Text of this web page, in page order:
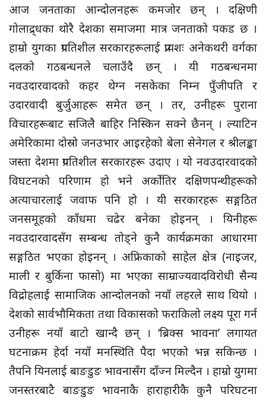
आज जनताका आन्दोलनहरू कमजोर छन् । दक्षिणी
गोलाद्र्धका थोरै देशका समाजमा मात्र जनताको पकड छ ।
हाम्रो युगका प्रगतिशील सरकारहरूलाई प्रायशः अनेकथरी वर्गका
दलको गठबन्धनले चलाउँदै छन् । यी गठबन्धनमा
नवउदारवादको कहर थेग्न नसकेका निम्न पुँजीपति र
उदारवादी बुर्जुआहरू समेत छन् । तर, उनीहरू पुराना
विचारहरूबाट सजिलै बाहिर निस्किन सक्ने छैनन् । ल्याटिन
अमेरिकामा दोस्रो जनउभार आइरहेको बेला सेनेगल र श्रीलङ्का
जस्ता देशमा प्रगतिशील सरकारहरू उदाए । यो नवउदारवादको
विघटनको परिणाम हो भने अर्कोतिर दक्षिणपन्थीहरूको
अत्याचारलाई जवाफ पनि हो । यी सरकारहरू सङ्गठित
जनसमूहको काँधमा चढेर बनेका होइनन् । यिनीहरू
नवउदारवादसँग सम्बन्ध तोड्ने कुनै कार्यक्रमका आधारमा
सङ्गठित भएका होइनन् । अफ्रिकाको साहेल क्षेत्र (नाइजर,
माली र बुर्किना फासो) मा भएका साम्राज्यवादविरोधी सैन्य
विद्रोहलाई सामाजिक आन्दोलनको नयाँ लहरले साथ थियो ।
देशको सार्वभौमिकता तथा विकासको फराकिलो लक्ष्य पूरा गर्न
उनीहरू नयाँ बाटो खान्दै छन् । ‘ब्रिक्स भावना’ लगायत
घटनाक्रम हेर्दा नयाँ मनस्थिति पैदा भएको भन्न सकिन्छ ।
तैपनि यिनलाई बाङडुङ भावनासँग दाँज्न मिल्दैन । हाम्रो युगमा
जनस्तरबाटै बाङडुङ भावनाकै हाराहारीकै कुनै परिघटना